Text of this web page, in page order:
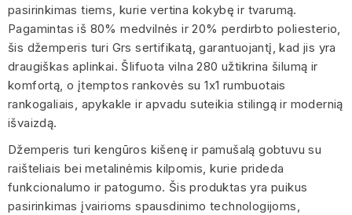
pasirinkimas tiems, kurie vertina kokybę ir tvarumą.
Pagamintas iš 80% medvilnės ir 20% perdirbto poliesterio,
šis džemperis turi Grs sertifikatą, garantuojantį, kad jis yra
draugiškas aplinkai. Šlifuota vilna 280 užtikrina šilumą ir
komfortą, o įtemptos rankovės su 1x1 rumbuotais
rankogaliais, apykakle ir apvadu suteikia stilingą ir modernią
išvaizdą.
Džemperis turi kengūros kišenę ir pamušalą gobtuvu su
raišteliais bei metalinėmis kilpomis, kurie prideda
funkcionalumo ir patogumo. Šis produktas yra puikus
pasirinkimas įvairioms spausdinimo technologijoms,